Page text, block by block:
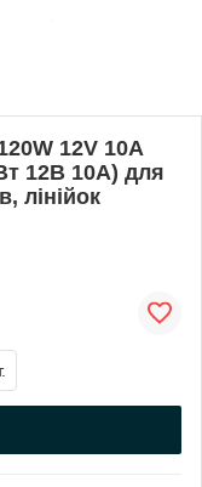
12V 10А
12В 10А) для
лінійок